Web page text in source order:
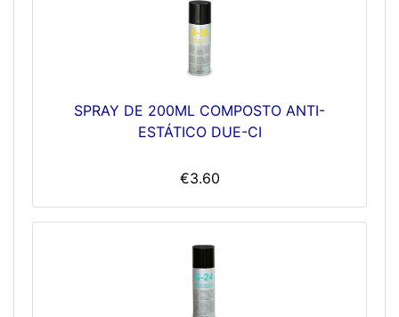
SPRAY DE 200ML COMPOSTO ANTI-
ESTÁTICO DUE-CI
€3.60